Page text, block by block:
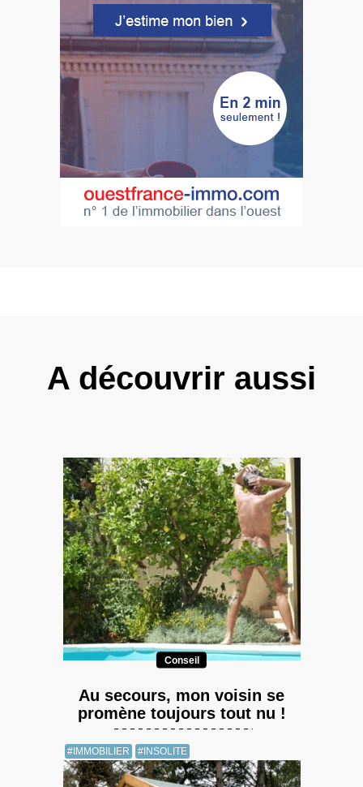
A découvrir aussi
Conseil
Au secours, mon voisin se
promène toujours tout nu !
#IMMOBILIER #INSOLITE